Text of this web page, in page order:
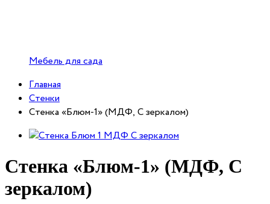
Мебель для сада
Главная
Стенки
Стенка «Блюм-1» (МДФ, С зеркалом)
Стенка «Блюм-1» (МДФ, С
зеркалом)